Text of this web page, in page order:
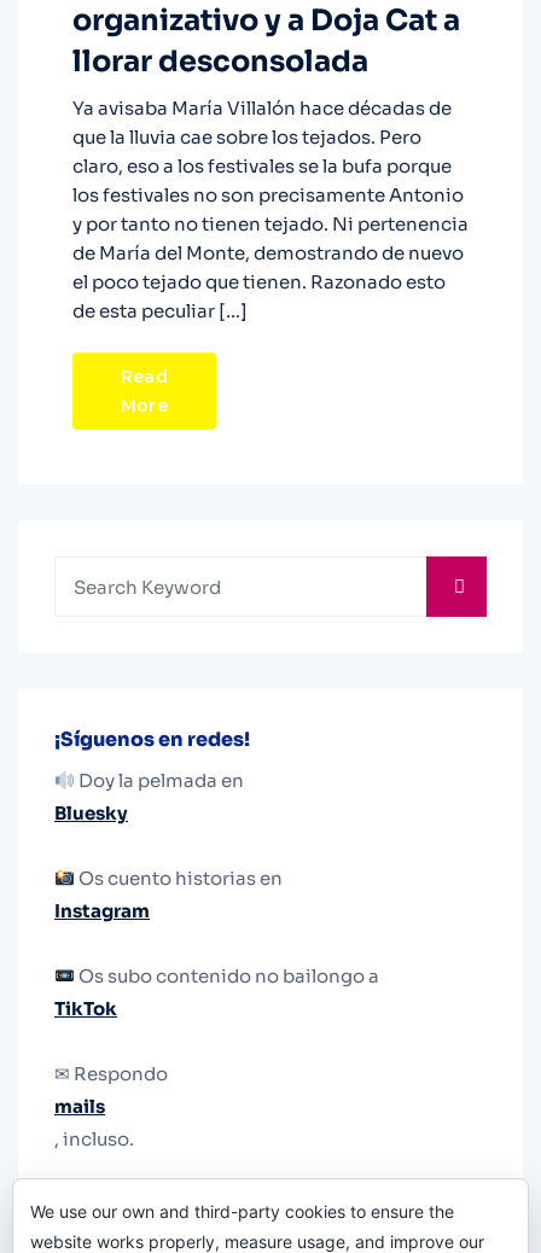
organizativo y a Doja Cat a
llorar desconsolada
Ya avisaba María Villalón hace décadas de
que la lluvia cae sobre los tejados. Pero
claro, eso a los festivales se la bufa porque
los festivales no son precisamente Antonio
y por tanto no tienen tejado. Ni pertenencia
de María del Monte, demostrando de nuevo
el poco tejado que tienen. Razonado esto
de esta peculiar […]
Read
More
¡Síguenos en redes!
Doy la pelmada en
Bluesky
Os cuento historias en
Instagram
Os subo contenido no bailongo a
TikTok
✉ Respondo
mails
, incluso.
le quiten el teléfono.
We use our own and third-party cookies to ensure the
website works properly, measure usage, and improve our